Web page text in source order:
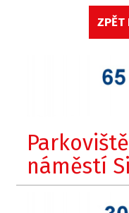
ZPĚT
náměstí